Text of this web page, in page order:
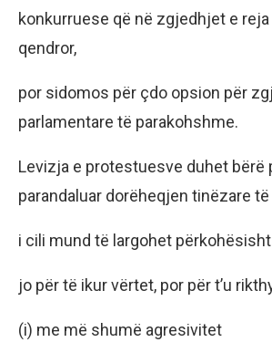
konkurruese që në zgjedhjet e
qendror,
por sidomos për çdo opsion për
parlamentare të parakohshme.
Levizja e protestuesve duhet bërë
parandaluar dorëheqjen tinëzare të
i cili mund të largohet përkohësisht
jo për të ikur vërtet, por për t’u
(i) me më shumë agresivitet